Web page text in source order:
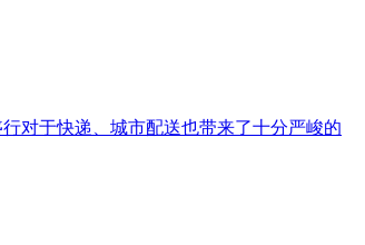
对于快递、城市配送也带来了十分严峻的